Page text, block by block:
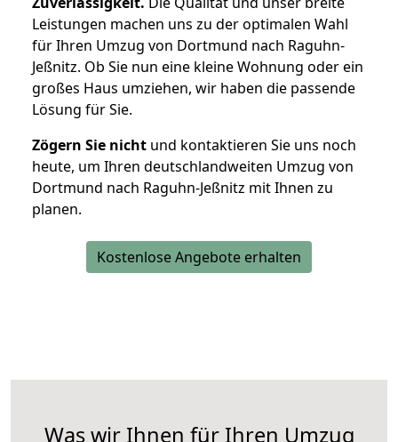
Leistungen machen uns zu der optimalen Wahl
für Ihren Umzug von Dortmund nach Raguhn-
Jeßnitz. Ob Sie nun eine kleine Wohnung oder ein
großes Haus umziehen, wir haben die passende
Lösung für Sie.
Zögern Sie nicht und kontaktieren Sie uns noch
heute, um Ihren deutschlandweiten Umzug von
Dortmund nach Raguhn-Jeßnitz mit Ihnen zu
planen.
Kostenlose Angebote erhalten
Was wir Ihnen für Ihren Umzug